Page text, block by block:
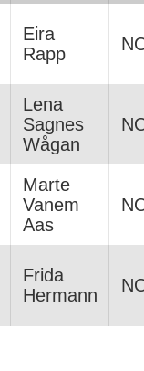
Eira
Rapp
Lena
Sagnes
Wågan
Marte
Vanem
Aas
Frida
Hermann